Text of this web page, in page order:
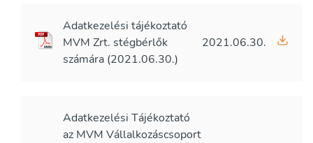
Adatkezelési tájékoztató
MVM Zrt. stégbérlők
számára (2021.06.30.)
2021.06.30.
Adatkezelési Tájékoztató
az MVM Vállalkozáscsoport